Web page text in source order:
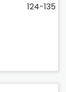
124-135